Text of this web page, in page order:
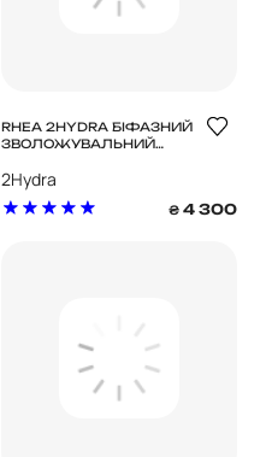
RHEA 2HYDRA БІФАЗНИЙ
ЗВОЛОЖУВАЛЬНИЙ
2Hydra
₴ 4 300